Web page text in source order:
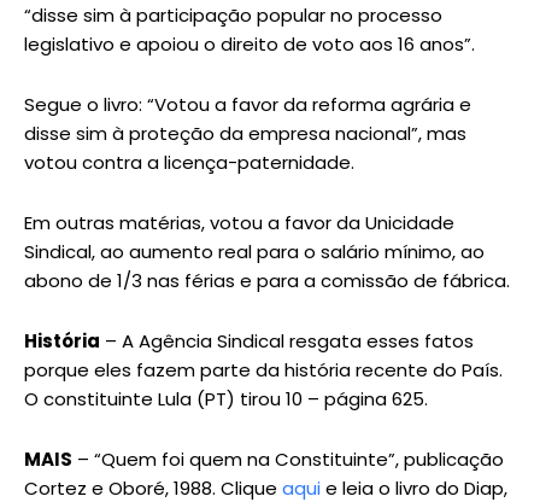
“disse sim à participação popular no processo
legislativo e apoiou o direito de voto aos 16 anos”.
Segue o livro: “Votou a favor da reforma agrária e
disse sim à proteção da empresa nacional”, mas
votou contra a licença-paternidade.
Em outras matérias, votou a favor da Unicidade
Sindical, ao aumento real para o salário mínimo, ao
abono de 1/3 nas férias e para a comissão de fábrica.
História – A Agência Sindical resgata esses fatos
porque eles fazem parte da história recente do País.
O constituinte Lula (PT) tirou 10 – página 625.
MAIS – “Quem foi quem na Constituinte”, publicação
Cortez e Oboré, 1988. Clique aquie leia o livro do Diap,